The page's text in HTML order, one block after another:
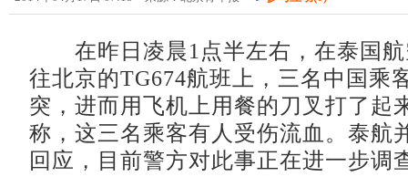
在昨日凌晨1点半左右，在泰国航
往北京的TG674航班上，三名中国乘
突，进而用飞机上用餐的刀叉打了起
称，这三名乘客有人受伤流血。泰航
回应，目前警方对此事正在进一步调